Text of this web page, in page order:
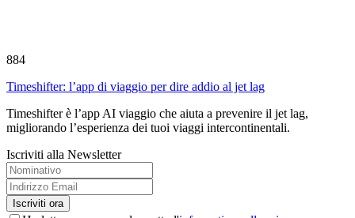
884
Timeshifter: l’app di viaggio per dire addio al jet lag
Timeshifter è l’app AI viaggio che aiuta a prevenire il jet lag,
migliorando l’esperienza dei tuoi viaggi intercontinentali.
Iscriviti alla Newsletter